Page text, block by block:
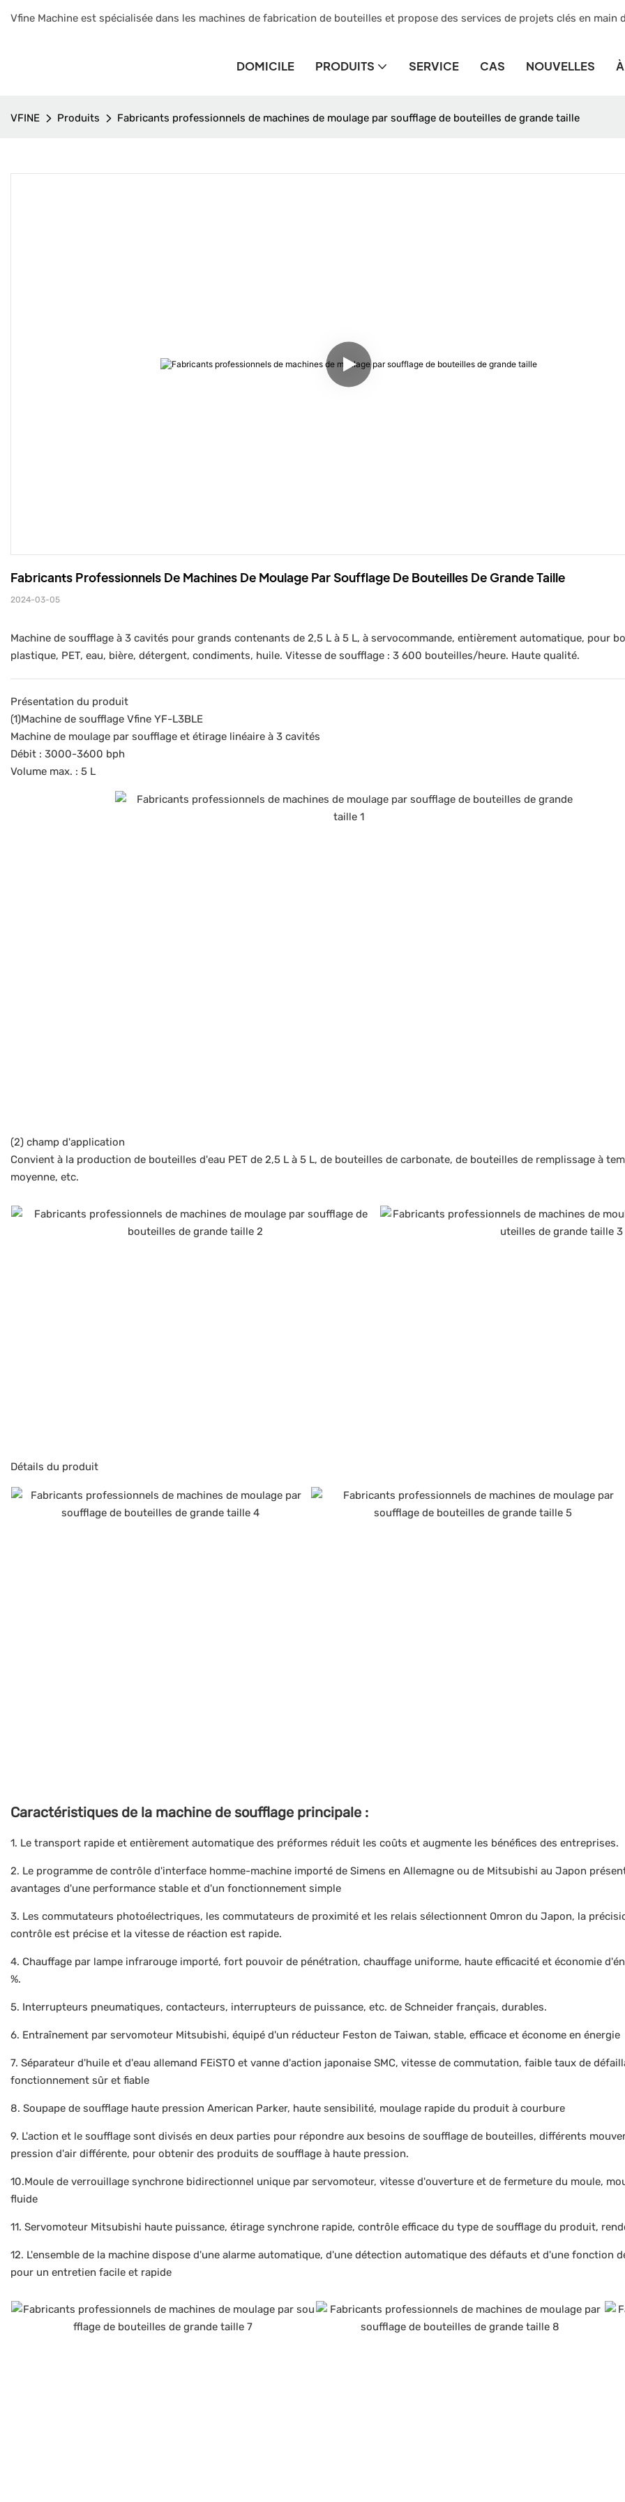
Vfine Machine est spécialisée dans les machines de fabrication de bouteilles et propose des services de projets clés en main
DOMICILE PRODUITS SERVICE CAS NOUVELLES
VFINE Produits Fabricants professionnels de machines de moulage par soufflage de bouteilles de grande taille
Fabricants Professionnels De Machines De Moulage Par Soufflage De Bouteilles De Grande Taille
2024-03-05
Machine de soufflage à 3 cavités pour grands contenants de 2,5 L à 5 L, à servocommande, entièrement automatique, pour
plastique, PET, eau, bière, détergent, condiments, huile. Vitesse de soufflage : 3 600 bouteilles/heure. Haute qualité.
Présentation du produit
(1)Machine de soufflage Vfine YF-L3BLE
Machine de moulage par soufflage et étirage linéaire à 3 cavités
Débit : 3000-3600 bph
Volume max. : 5 L
(2) champ d'application
Convient à la production de bouteilles d'eau PET de 2,5 L à 5 L, de bouteilles de carbonate, de bouteilles de remplissage à
moyenne, etc.
Détails du produit
Caractéristiques de la machine de soufflage principale :
1. Le transport rapide et entièrement automatique des préformes réduit les coûts et augmente les bénéfices des entreprises.
2. Le programme de contrôle d'interface homme-machine importé de Simens en Allemagne ou de Mitsubishi au Japon
avantages d'une performance stable et d'un fonctionnement simple
3. Les commutateurs photoélectriques, les commutateurs de proximité et les relais sélectionnent Omron du Japon, la
contrôle est précise et la vitesse de réaction est rapide.
4. Chauffage par lampe infrarouge importé, fort pouvoir de pénétration, chauffage uniforme, haute efficacité et économie
%.
5. Interrupteurs pneumatiques, contacteurs, interrupteurs de puissance, etc. de Schneider français, durables.
6. Entraînement par servomoteur Mitsubishi, équipé d'un réducteur Feston de Taiwan, stable, efficace et économe en énergie
7. Séparateur d'huile et d'eau allemand FEiSTO et vanne d'action japonaise SMC, vitesse de commutation, faible taux de
fonctionnement sûr et fiable
8. Soupape de soufflage haute pression American Parker, haute sensibilité, moulage rapide du produit à courbure
9. L'action et le soufflage sont divisés en deux parties pour répondre aux besoins de soufflage de bouteilles, différents
pression d'air différente, pour obtenir des produits de soufflage à haute pression.
10.Moule de verrouillage synchrone bidirectionnel unique par servomoteur, vitesse d'ouverture et de fermeture du moule,
fluide
11. Servomoteur Mitsubishi haute puissance, étirage synchrone rapide, contrôle efficace du type de soufflage du produit,
12. L'ensemble de la machine dispose d'une alarme automatique, d'une détection automatique des défauts et d'une fonction
pour un entretien facile et rapide